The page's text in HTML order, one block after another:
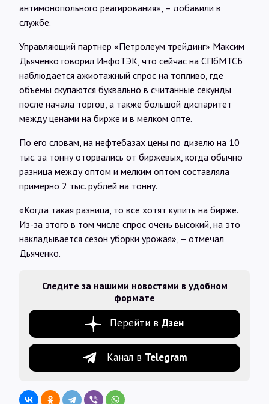
антимонопольного реагирования», – добавили в
службе.
Управляющий партнер «Петролеум трейдинг» Максим
Дьяченко говорил ИнфоТЭК, что сейчас на СПбМТСБ
наблюдается ажиотажный спрос на топливо, где
объемы скупаются буквально в считанные секунды
после начала торгов, а также большой диспаритет
между ценами на бирже и в мелком опте.
По его словам, на нефтебазах цены по дизелю на 10
тыс. за тонну оторвались от биржевых, когда обычно
разница между оптом и мелким оптом составляла
примерно 2 тыс. рублей на тонну.
«Когда такая разница, то все хотят купить на бирже.
Из-за этого в том числе спрос очень высокий, на это
накладывается сезон уборки урожая», – отмечал
Дьяченко.
Следите за нашими новостями в удобном
формате
Перейти в Дзен
Канал в Telegram